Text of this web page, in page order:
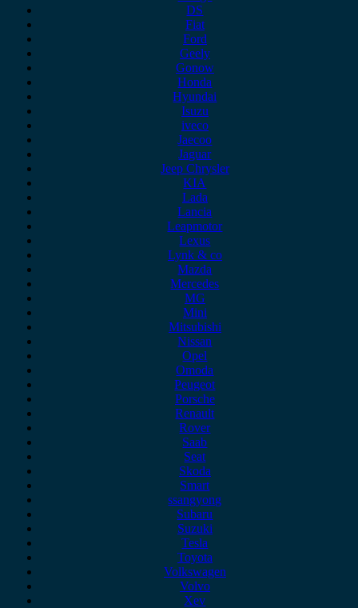
DS
Fiat
Ford
Geely
Gonow
Honda
Hyundai
Isuzu
iveco
Jaecoo
Jaguar
Jeep Chrysler
KIA
Lada
Lancia
Leapmotor
Lexus
Lynk & co
Mazda
Mercedes
MG
Mini
Mitsubishi
Nissan
Opel
Omoda
Peugeot
Porsche
Renault
Rover
Saab
Seat
Skoda
Smart
ssangyong
Subaru
Suzuki
Tesla
Toyota
Volkswagen
Volvo
Xev